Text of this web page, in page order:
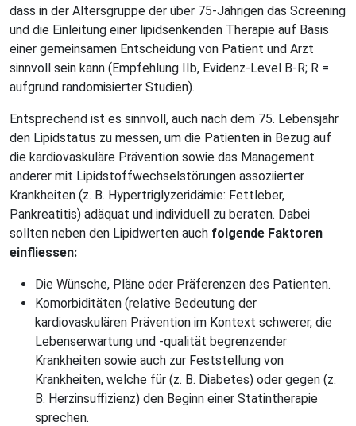
dass in der Altersgruppe der über 75-Jährigen das Screening
und die Einleitung einer lipidsenkenden Therapie auf Basis
einer gemeinsamen Entscheidung von Patient und Arzt
sinnvoll sein kann (Empfehlung IIb, Evidenz-Level B-R; R =
aufgrund randomisierter Studien).
Entsprechend ist es sinnvoll, auch nach dem 75. Lebensjahr
den Lipidstatus zu messen, um die Patienten in Bezug auf
die kardiovaskuläre Prävention sowie das Management
anderer mit Lipidstoffwechselstörungen assoziierter
Krankheiten (z. B. Hypertriglyzeridämie: Fettleber,
Pankreatitis) adäquat und individuell zu beraten. Dabei
sollten neben den Lipidwerten auch folgende Faktoren
einfliessen:
Die Wünsche, Pläne oder Präferenzen des Patienten.
Komorbiditäten (relative Bedeutung der
kardiovaskulären Prävention im Kontext schwerer, die
Lebenserwartung und -qualität begrenzender
Krankheiten sowie auch zur Feststellung von
Krankheiten, welche für (z. B. Diabetes) oder gegen (z.
B. Herzinsuffizienz) den Beginn einer Statintherapie
sprechen.